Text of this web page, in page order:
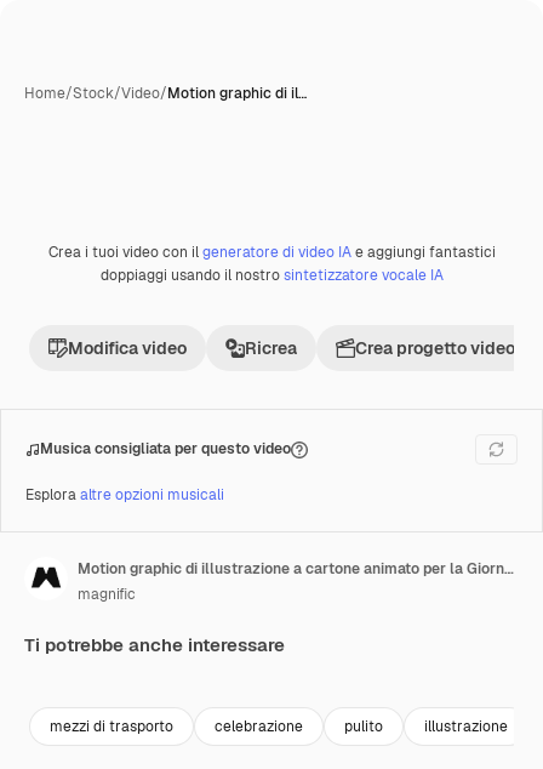
Home/Stock/Video/Motion graphic di il…
Crea i tuoi video con ilgeneratore di video IAe aggiungi fantastici
doppiaggi usando il nostrosintetizzatore vocale IA
Modifica video Ricrea Crea progetto video
Musica consigliata per questo video
Esploraaltre opzioni musicali
Motion graphic di illustrazione a cartone animato per la Giornata Mondiale della Bicicletta
magnific
Ti potrebbe anche interessare
mezzi di trasporto celebrazione pulito illustrazione